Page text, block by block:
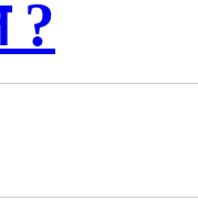
?